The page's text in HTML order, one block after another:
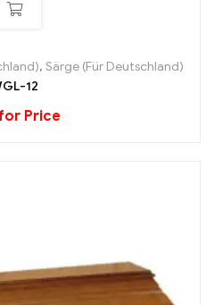
, Särge (Für Deutschland)
12
Price